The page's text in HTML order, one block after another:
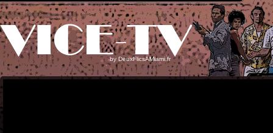
by DeuxFlicsAMiami.fr